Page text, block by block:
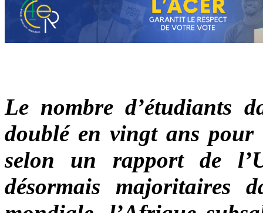
Le nombre d’étudiants
doublé en vingt ans
selon un rapport de
désormais majoritaires